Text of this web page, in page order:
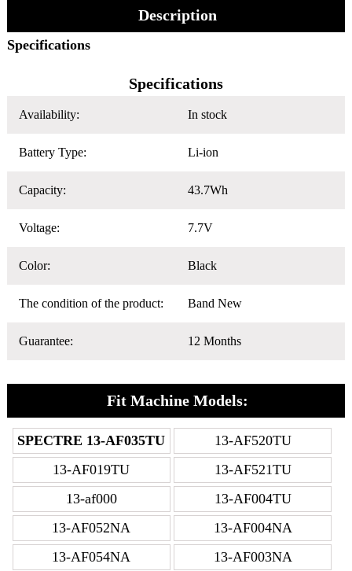
Description
Specifications
Specifications
Availability: In stock
Battery Type: Li-ion
Capacity: 43.7Wh
Voltage: 7.7V
Color: Black
The condition of the product: Band New
Guarantee: 12 Months
Fit Machine Models:
SPECTRE 13-AF035TU
13-AF520TU
13-AF019TU
13-AF521TU
13-af000
13-AF004TU
13-AF052NA
13-AF004NA
13-AF054NA
13-AF003NA